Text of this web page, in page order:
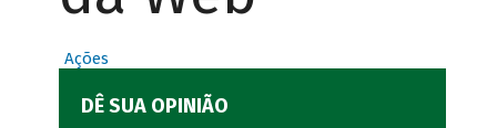
Ações
DÊ SUA OPINIÃO